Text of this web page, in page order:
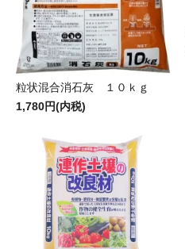
粒状混合消石灰 １０ｋｇ
1,780円(内税)